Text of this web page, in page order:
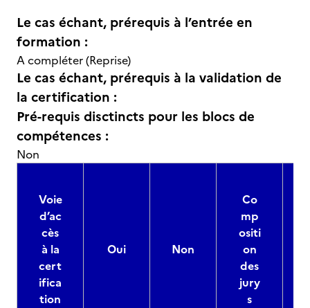
Le cas échant, prérequis à l’entrée en
formation :
A compléter (Reprise)
Le cas échant, prérequis à la validation de
la certification :
Pré-requis disctincts pour les blocs de
compétences :
Non
Voie
d’ac
cès
à la
cert
ifica
tion
Oui Non
Co
mp
ositi
on
des
jury
s